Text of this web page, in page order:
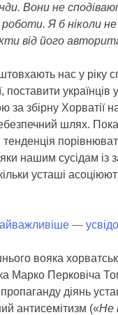
Вони не
Я б ніколи
від його
нас у
поставити
за збірну Хорватії
шлях.
тенденція
нашим сусідам
усташі
—
вояка
Марко Перковіча
діянь
антисемітизм («Не